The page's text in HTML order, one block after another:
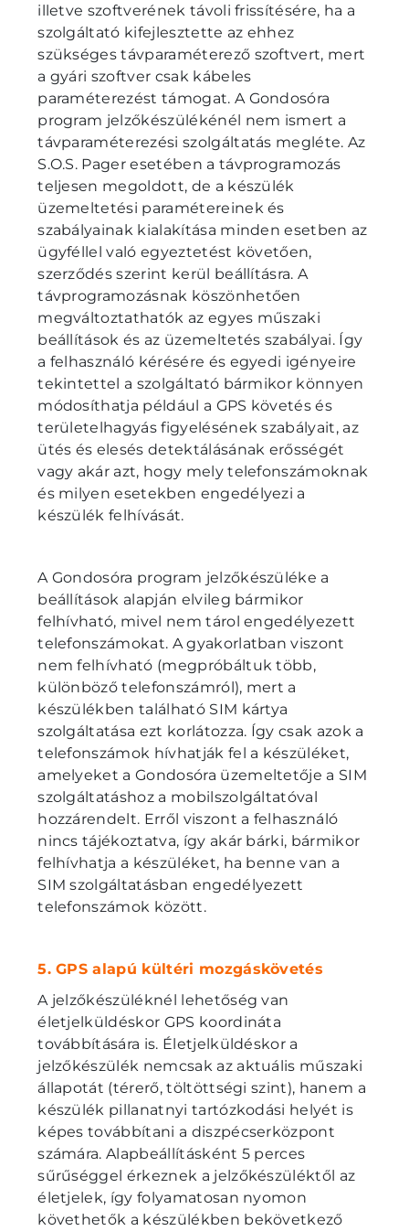
illetve szoftverének távoli frissítésére, ha a
szolgáltató kifejlesztette az ehhez
szükséges távparaméterező szoftvert, mert
a gyári szoftver csak kábeles
paraméterezést támogat. A Gondosóra
program jelzőkészülékénél nem ismert a
távparaméterezési szolgáltatás megléte. Az
S.O.S. Pager esetében a távprogramozás
teljesen megoldott, de a készülék
üzemeltetési paramétereinek és
szabályainak kialakítása minden esetben az
ügyféllel való egyeztetést követően,
szerződés szerint kerül beállításra. A
távprogramozásnak köszönhetően
megváltoztathatók az egyes műszaki
beállítások és az üzemeltetés szabályai. Így
a felhasználó kérésére és egyedi igényeire
tekintettel a szolgáltató bármikor könnyen
módosíthatja például a GPS követés és
területelhagyás figyelésének szabályait, az
ütés és elesés detektálásának erősségét
vagy akár azt, hogy mely telefonszámoknak
és milyen esetekben engedélyezi a
készülék felhívását.
A Gondosóra program jelzőkészüléke a
beállítások alapján elvileg bármikor
felhívható, mivel nem tárol engedélyezett
telefonszámokat. A gyakorlatban viszont
nem felhívható (megpróbáltuk több,
különböző telefonszámról), mert a
készülékben található SIM kártya
szolgáltatása ezt korlátozza. Így csak azok a
telefonszámok hívhatják fel a készüléket,
amelyeket a Gondosóra üzemeltetője a SIM
szolgáltatáshoz a mobilszolgáltatóval
hozzárendelt. Erről viszont a felhasználó
nincs tájékoztatva, így akár bárki, bármikor
felhívhatja a készüléket, ha benne van a
SIM szolgáltatásban engedélyezett
telefonszámok között.
5. GPS alapú kültéri mozgáskövetés
A jelzőkészüléknél lehetőség van
életjelküldéskor GPS koordináta
továbbítására is. Életjelküldéskor a
jelzőkészülék nemcsak az aktuális műszaki
állapotát (térerő, töltöttségi szint), hanem a
készülék pillanatnyi tartózkodási helyét is
képes továbbítani a diszpécserközpont
számára. Alapbeállításként 5 perces
sűrűséggel érkeznek a jelzőkészüléktől az
életjelek, így folyamatosan nyomon
követhetők a készülékben bekövetkező